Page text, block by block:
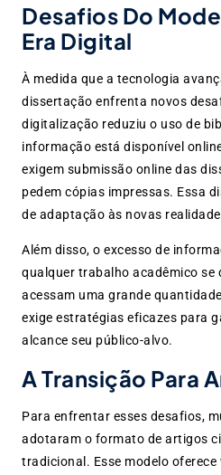
Desafios Do
Era Digital
À medida que a tecnologia
dissertação enfrenta novos
digitalização reduziu o uso de
informação está disponível
exigem submissão online das
pedem cópias impressas. Essa
de adaptação às novas
Além disso, o excesso de
qualquer trabalho acadêmico se
acessam uma grande
exige estratégias eficazes para
alcance seu público-alvo.
A Transição Para
Para enfrentar esses desafios,
adotaram o formato de artigos
tradicional. Esse modelo